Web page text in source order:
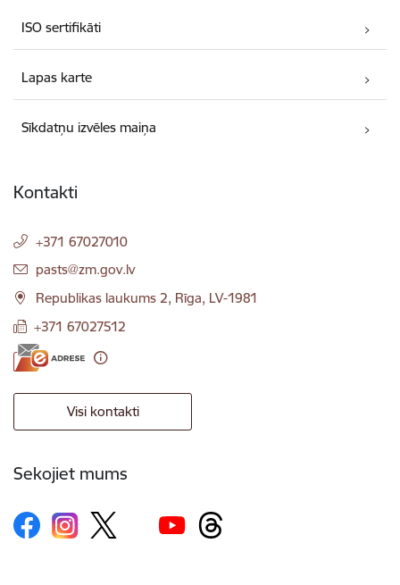
ISO sertifikāti
Lapas karte
Sīkdatņu izvēles maiņa
Kontakti
+371 67027010
E-pasts:
pasts@zm.gov.lv
Republikas laukums 2, Rīga, LV-1981
+371 67027512
Visi kontakti
Sekojiet mums